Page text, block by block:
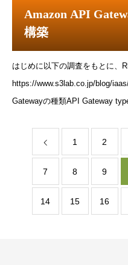
発用ストアと同じ組織に属して
す。カスタムアプリから、顧客
Advanced, Plusプランでのみ有
リは、Storefront APIとAdmin A
Amazon API
構築
はじめに以下の調査をもとに、
https://www.s3lab.co.jp/blog/
Gatewayの種類API Gateway
とします。REST APIAPI キー
グ、リクエストの検証、AWS
ドポイントなどの機能が必要な
REST APIPrivateVPC内のみで
1 2
7 8 9
14 15 16